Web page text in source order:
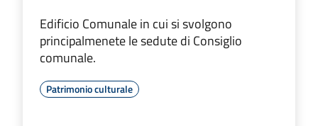
Edificio Comunale in cui si svolgono
principalmenete le sedute di Consiglio
comunale.
Patrimonio culturale